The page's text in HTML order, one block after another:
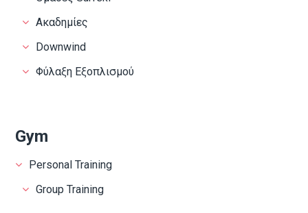
Ακαδημίες
Downwind
Φύλαξη Εξοπλισμού
Gym
Personal Training
Group Training